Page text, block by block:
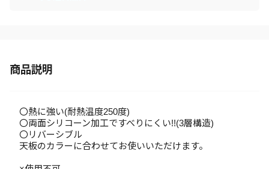
商品説明
〇熱に強い(耐熱温度250度)
〇両面シリコーン加工ですべりにくい!!(3層構造)
〇リバーシブル
天板のカラーに合わせてお使いいただけます。